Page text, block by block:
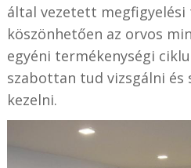
által vezetett
köszönhetően az orvos
egyéni termékenységi
szabottan tud vizsgálni és
kezelni.